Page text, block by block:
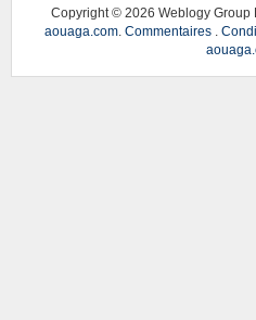
Copyright © 2026 Weblogy Group
aouaga.com. Commentaires.